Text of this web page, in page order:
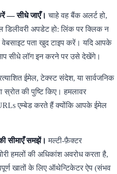
— सीधे जाएँ। चाहे वह बैंक अलर्ट हो,
डिलीवरी अपडेट हो: लिंक पर क्लिक न
पता खुद टाइप करें। यदि आपके
सीधे लॉग इन करने पर उसे देखेंगे।
ईमेल, टेक्स्ट संदेश, या सार्वजनिक
की पुष्टि किए। हमलावर
एम्बेड करते हैं क्योंकि आपके ईमेल
सीमाएँ समझें। मल्टी-फ़ैक्टर
हमलों की अधिकांश अवरोध करता है,
खातों के लिए ऑथेन्टिकेटर ऐप (संभव